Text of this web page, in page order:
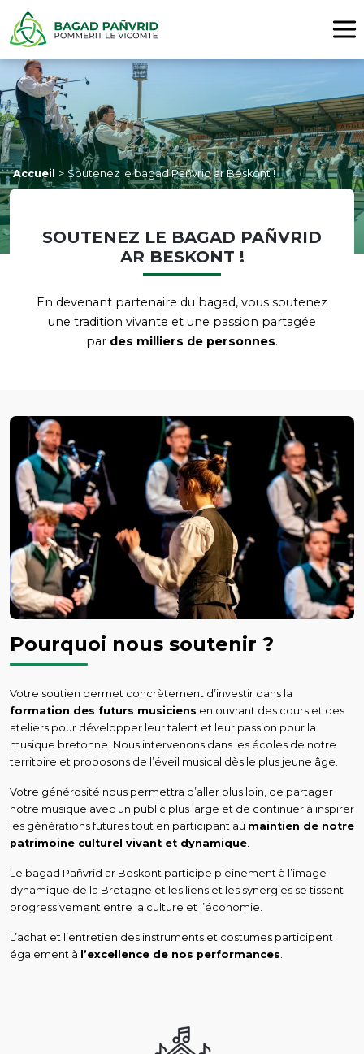
Accueil > Soutenez le bagad Pañvrid ar Beskont !
SOUTENEZ LE BAGAD PAÑVRID
AR BESKONT !
En devenant partenaire du bagad, vous soutenez
une tradition vivante et une passion partagée
par des milliers de personnes.
Pourquoi nous soutenir ?
Votre soutien permet concrètement d’investir dans la
formation des futurs musiciens en ouvrant des cours et des
ateliers pour développer leur talent et leur passion pour la
musique bretonne. Nous intervenons dans les écoles de notre
territoire et proposons de l’éveil musical dès le plus jeune âge.
Votre générosité nous permettra d’aller plus loin, de partager
notre musique avec un public plus large et de continuer à inspirer
les générations futures tout en participant au maintien de notre
patrimoine culturel vivant et dynamique.
Le bagad Pañvrid ar Beskont participe pleinement à l’image
dynamique de la Bretagne et les liens et les synergies se tissent
progressivement entre la culture et l’économie.
L’achat et l’entretien des instruments et costumes participent
également à l’excellence de nos performances.